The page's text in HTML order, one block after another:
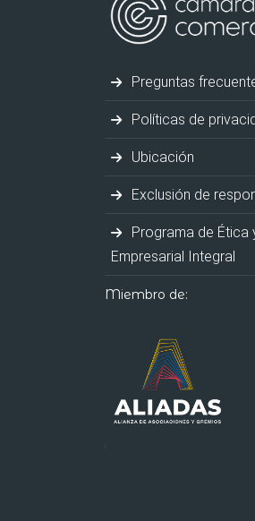
Preguntas
Políticas de
Ubicación
Exclusión de
Programa de Ética
Empresarial Integral
Miembro de: